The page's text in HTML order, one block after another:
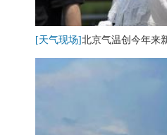
[天气现场]北京气温创今年来